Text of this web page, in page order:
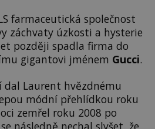
farmaceutická společnost
záchvaty úzkosti a hysterie
později spadla firma do
gigantovi jménem Gucci.
Laurent hvězdnému
módní přehlídkou roku
zemřel roku 2008 po
následně nechal slyšet, že